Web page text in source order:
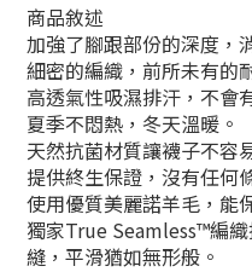
商品敘述
加強了腳跟部份的深度，
細密的編織，前所未有的
高透氣性吸濕排汗，不會
夏季不悶熱，冬天溫暖。
天然抗菌材質讓襪子不容
提供終生保證，沒有任何
使用優質美麗諾羊毛，能
獨家True Seamless™編
縫，平滑猶如無形般。